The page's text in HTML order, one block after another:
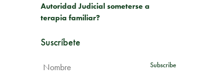
Autoridad Judicial someterse a
terapia familiar?
Suscríbete